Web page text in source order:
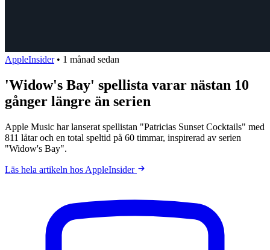
AppleInsider • 1 månad sedan
'Widow's Bay' spellista varar nästan 10
gånger längre än serien
Apple Music har lanserat spellistan "Patricias Sunset Cocktails" med
811 låtar och en total speltid på 60 timmar, inspirerad av serien
"Widow's Bay".
Läs hela artikeln hos AppleInsider